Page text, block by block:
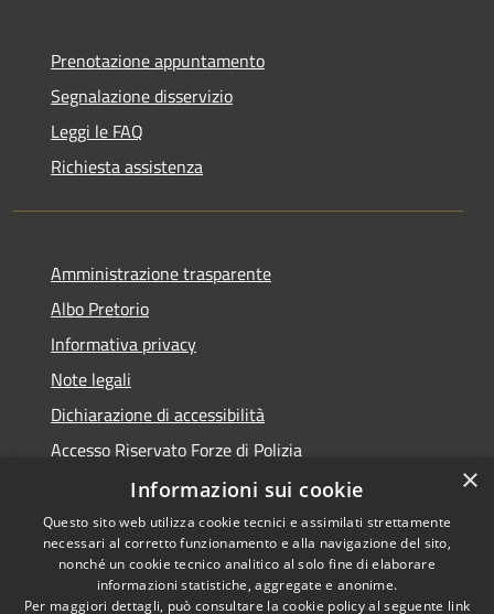
Prenotazione appuntamento
Segnalazione disservizio
Leggi le FAQ
Richiesta assistenza
Amministrazione trasparente
Albo Pretorio
Informativa privacy
Note legali
Dichiarazione di accessibilità
Accesso Riservato Forze di Polizia
Archivio vecchio sito
RSS
Copyright © 2026 • Comune di
×
Informazioni sui cookie
Questo sito web utilizza cookie tecnici e assimilati strettamente
necessari al corretto funzionamento e alla navigazione del sito,
nonché un cookie tecnico analitico al solo fine di elaborare
informazioni statistiche, aggregate e anonime.
Per maggiori dettagli, può consultare la cookie policy al seguente link